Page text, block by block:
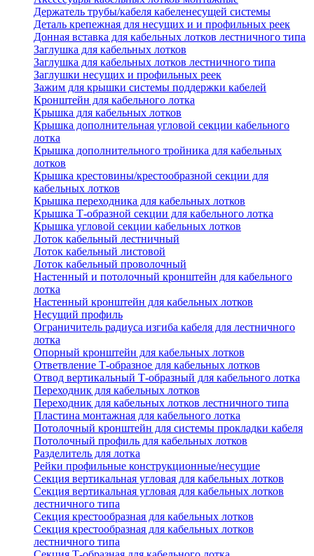
Держатель трубы/кабеля кабеленесущей системы
Деталь крепежная для несущих и и профильных реек
Донная вставка для кабельных лотков лестничного типа
Заглушка для кабельных лотков
Заглушка для кабельных лотков лестничного типа
Заглушки несущих и профильных реек
Зажим для крышки системы поддержки кабелей
Кронштейн для кабельного лотка
Крышка для кабельных лотков
Крышка дополнительная угловой секции кабельного
лотка
Крышка дополнительного тройника для кабельных
лотков
Крышка крестовины/крестообразной секции для
кабельных лотков
Крышка переходника для кабельных лотков
Крышка Т-образной секции для кабельного лотка
Крышка угловой секции кабельных лотков
Лоток кабельный лестничный
Лоток кабельный листовой
Лоток кабельный проволочный
Настенный и потолочный кронштейн для кабельного
лотка
Настенный кронштейн для кабельных лотков
Несущий профиль
Ограничитель радиуса изгиба кабеля для лестничного
лотка
Опорный кронштейн для кабельных лотков
Ответвление Т-образное для кабельных лотков
Отвод вертикальный Т-образный для кабельного лотка
Переходник для кабельных лотков
Переходник для кабельных лотков лестничного типа
Пластина монтажная для кабельного лотка
Потолочный кронштейн для системы прокладки кабеля
Потолочный профиль для кабельных лотков
Разделитель для лотка
Рейки профильные конструкционные/несущие
Секция вертикальная угловая для кабельных лотков
Секция вертикальная угловая для кабельных лотков
лестничного типа
Секция крестообразная для кабельных лотков
Секция крестообразная для кабельных лотков
лестничного типа